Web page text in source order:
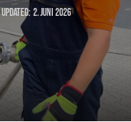
Updated: 2. Juni 2026